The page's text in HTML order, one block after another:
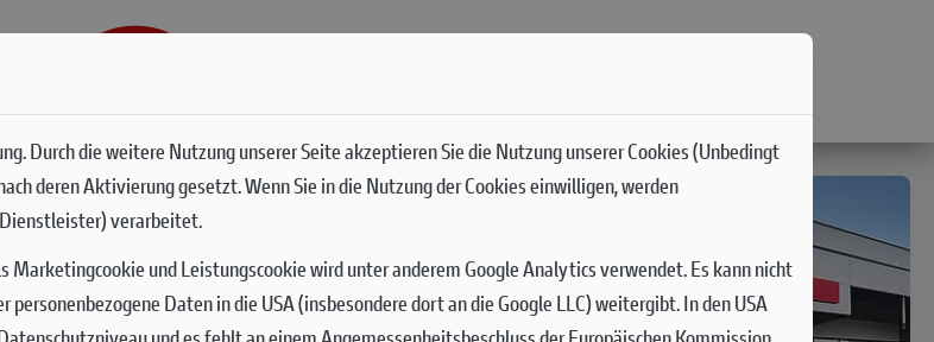
BIKE FACTORY
Gewerbeparkstraße 21
3500 Krems an der Donau, Österreich
+43 2732 79999
Durch die weitere Nutzung unserer Seite akzeptieren Sie die Nutzung unserer Cookies (Unbedingt
deren Aktivierung gesetzt. Wenn Sie in die Nutzung der Cookies einwilligen, werden
verarbeitet.
Marketingcookie und Leistungscookie wird unter anderem Google Analytics verwendet. Es kann nicht
Daten in die USA (insbesondere dort an die Google LLC) weitergibt. In den USA